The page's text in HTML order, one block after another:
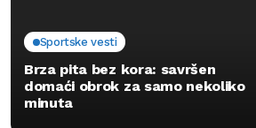
Sportske vesti
Brza pita bez kora: savršen
domaći obrok za samo nekoliko
minuta